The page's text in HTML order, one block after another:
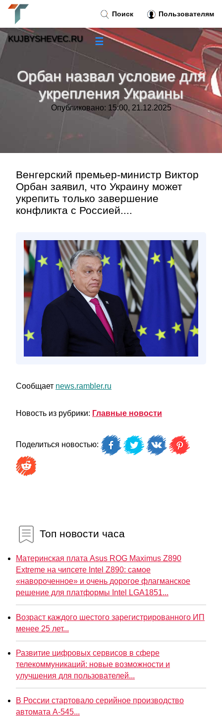
Орбан назвал условие для
укрепления Украины
Опубликовано: 15:00, 21.12.2025
Венгерский премьер-министр Виктор
Орбан заявил, что Украину может
укрепить только завершение
конфликта с Россией....
Сообщает news.rambler.ru
Новость из рубрики: Главные новости
Поделиться новостью:
Топ новости часа
Материнская плата Asus ROG Maximus Z890
Extreme на чипсете Intel Z890: самое
«навороченное» и очень дорогое флагманское
решение для платформы Intel LGA1851...
Возраст каждого шестого зарегистрированного ИП
менее 25 лет...
Развитие цифровых сервисов в сфере
телекоммуникаций: новые возможности и
улучшения для пользователей...
В России стартовало серийное производство
автомата А-545...
Поиск Пользователям
KUJBYSHEVEC.RU ☰
»
Тренды новостей»
»
Контакт»